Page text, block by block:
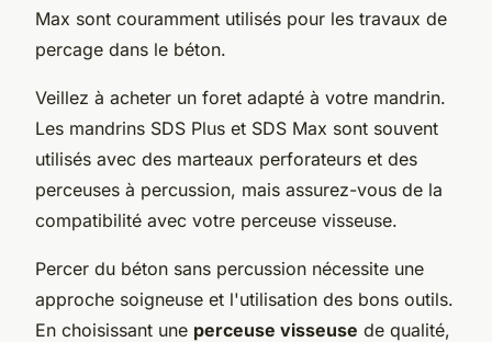
Max sont couramment utilisés pour les travaux de
percage dans le béton.
Veillez à acheter un foret adapté à votre mandrin.
Les mandrins SDS Plus et SDS Max sont souvent
utilisés avec des marteaux perforateurs et des
perceuses à percussion, mais assurez-vous de la
compatibilité avec votre perceuse visseuse.
Percer du béton sans percussion nécessite une
approche soigneuse et l'utilisation des bons outils.
En choisissant une perceuse visseuse de qualité,